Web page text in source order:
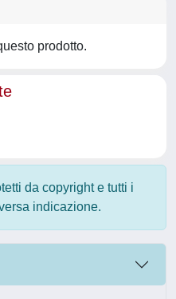
prodotto.
da copyright e tutti i
indicazione.